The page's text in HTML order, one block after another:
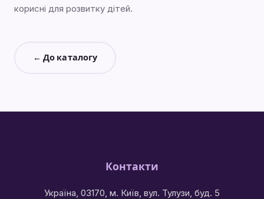
корисні для розвитку дітей.
← До каталогу
Контакти
Україна, 03170, м. Київ, вул. Тулузи, буд. 5